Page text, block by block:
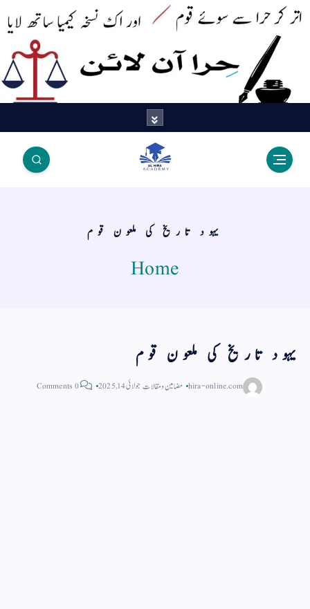
اک نسخہ کیمیا ساتھ لایا
یہود تاریخ کی ملعون قوم
Home
یہود تاریخ کی ملعون قوم
hira-online.com مضامین و مقالات جولائی 14, 2025 0 Comments